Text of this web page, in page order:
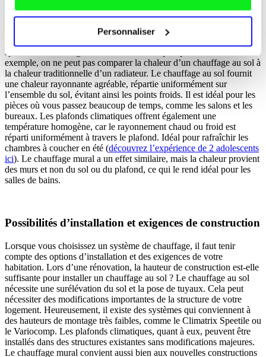
Personnaliser
Confort et répartition homogène de la température
système de chauffage est celle du confort qu’il procure. Par
exemple, on ne peut pas comparer la chaleur d’un chauffage au sol à
la chaleur traditionnelle d’un radiateur. Le chauffage au sol fournit
une chaleur rayonnante agréable, répartie uniformément sur
l’ensemble du sol, évitant ainsi les points froids. Il est idéal pour les
pièces où vous passez beaucoup de temps, comme les salons et les
bureaux. Les plafonds climatiques offrent également une
température homogène, car le rayonnement chaud ou froid est
réparti uniformément à travers le plafond. Idéal pour rafraîchir les
chambres à coucher en été (découvrez l’expérience de 2 adolescents
ici). Le chauffage mural a un effet similaire, mais la chaleur provient
des murs et non du sol ou du plafond, ce qui le rend idéal pour les
salles de bains.
Possibilités d’installation et exigences de construction
Lorsque vous choisissez un système de chauffage, il faut tenir
compte des options d’installation et des exigences de votre
habitation. Lors d’une rénovation, la hauteur de construction est-elle
suffisante pour installer un chauffage au sol ? Le chauffage au sol
nécessite une surélévation du sol et la pose de tuyaux. Cela peut
nécessiter des modifications importantes de la structure de votre
logement. Heureusement, il existe des systèmes qui conviennent à
des hauteurs de montage très faibles, comme le Climatrix Speetile ou
le Variocomp. Les plafonds climatiques, quant à eux, peuvent être
installés dans des structures existantes sans modifications majeures.
Le chauffage mural convient aussi bien aux nouvelles constructions